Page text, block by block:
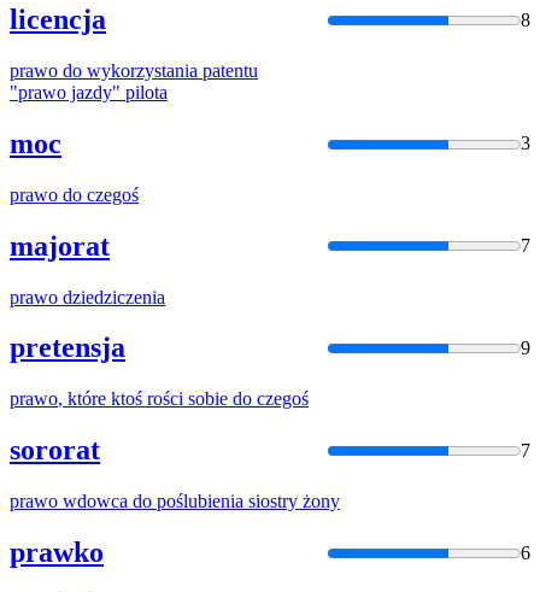
licencja 8
prawo do wykorzystania patentu
"prawo jazdy" pilota
moc 3
prawo do czegoś
majorat 7
prawo dziedziczenia
pretensja 9
prawo, które ktoś rości sobie do czegoś
sororat 7
prawo wdowca do poślubienia siostry żony
prawko 6